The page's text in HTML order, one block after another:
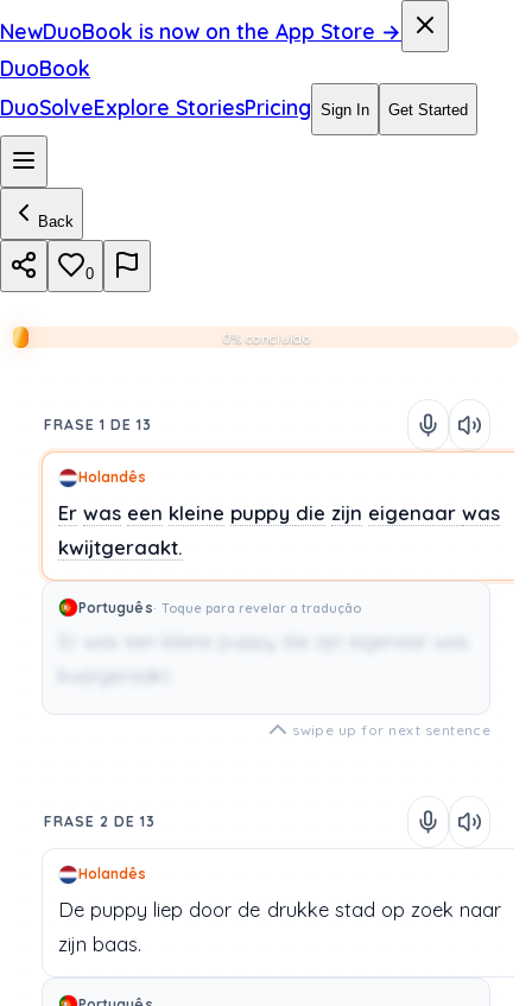
NewDuoBook is now on the App Store →
DuoBook
DuoSolveExplore StoriesPricing Sign In Get Started
Back
0
0% concluído
FRASE 1 DE 13
Holandês
Er was een kleine puppy die zijn eigenaarwas
kwijtgeraakt.
Português Toque para revelar a tradução
swipe up for next sentence
FRASE 2 DE 13
Holandês
De puppy liep door de drukke stad op zoek naar
zijn baas.